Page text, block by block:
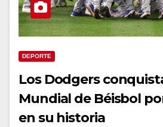
DEPORTE
Los Dodgers
Mundial de Béisbol
en su historia